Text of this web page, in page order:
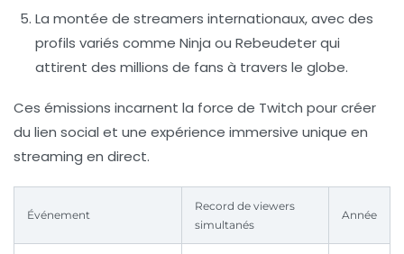
La montée de streamers internationaux, avec des
profils variés comme Ninja ou Rebeudeter qui
attirent des millions de fans à travers le globe.
Ces émissions incarnent la force de Twitch pour créer
du lien social et une expérience immersive unique en
streaming en direct.
Événement
Record de viewers
simultanés
Année